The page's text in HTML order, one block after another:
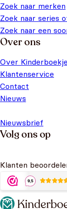
Zoek naar merken
Zoek naar series
Zoek naar een
Over ons
Over
Klantenservice
Contact
Nieuws
Nieuwsbrief
Volg ons op
Klanten